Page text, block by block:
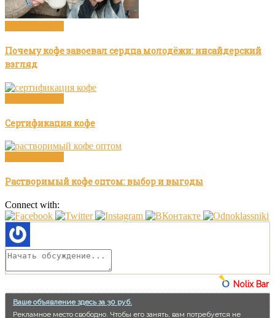
Почему кофе завоевал сердца молодёжи: инсайдерский
взгляд
Сертификация кофе
Растворимый кофе оптом: выбор и выгоды
Connect with:
Nolix Bar
Ваше объявление здесь за 30 руб.
Рекламное место свободно. Чтобы его занять, вам потребуется не